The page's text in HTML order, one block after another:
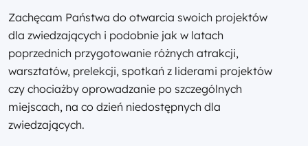
Zachęcam Państwa do otwarcia swoich projektów
dla zwiedzających i podobnie jak w latach
poprzednich przygotowanie różnych atrakcji,
warsztatów, prelekcji, spotkań z liderami projektów
czy chociażby oprowadzanie po szczególnych
miejscach, na co dzień niedostępnych dla
zwiedzających.